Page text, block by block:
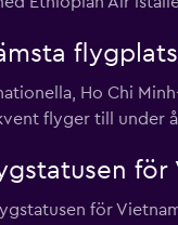
Ho Chi
flyger till under
för
för